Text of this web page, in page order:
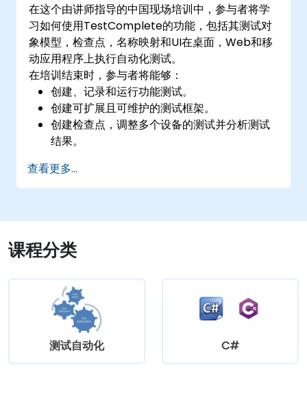
在这个由讲师指导的中国现场培训中，参与者将学
习如何使用TestComplete的功能，包括其测试对
象模型，检查点，名称映射和UI在桌面，Web和移
动应用程序上执行自动化测试。
在培训结束时，参与者将能够：
创建、记录和运行功能测试。
创建可扩展且可维护的测试框架。
创建检查点，调整多个设备的测试并分析测试
结果。
查看更多...
课程分类
测试自动化 C#